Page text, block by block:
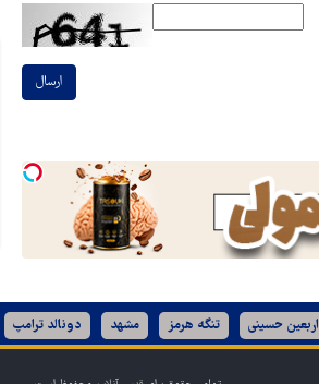
ارسال
اربعین حسینی تنگه هرمز مشهد دونالد ترامپ